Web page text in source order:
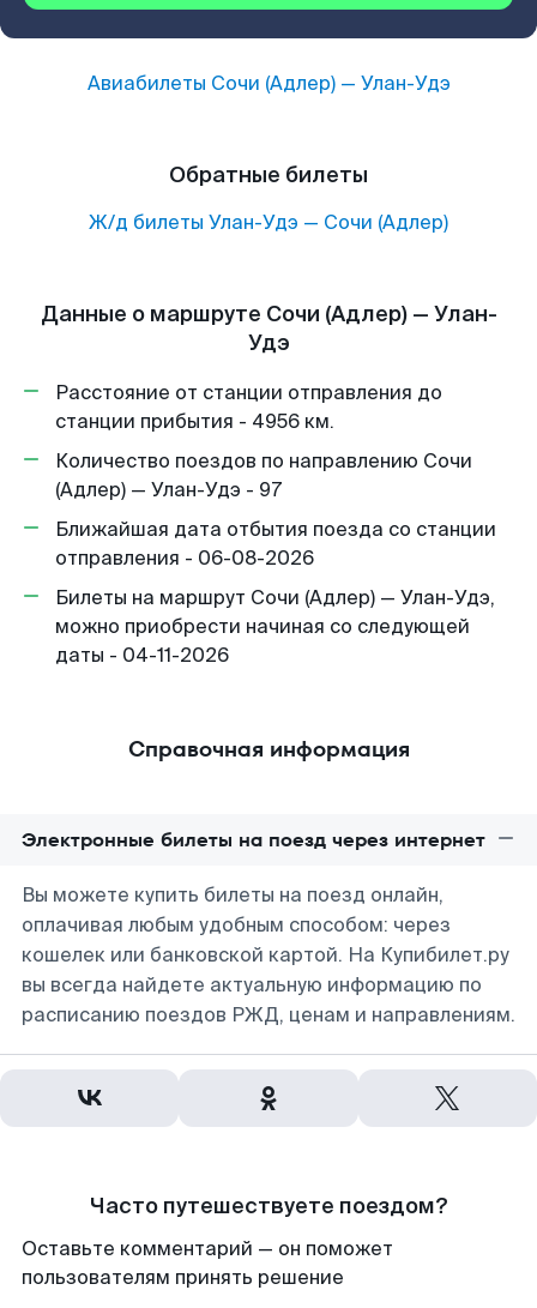
Авиабилеты Сочи (Адлер)— Улан-Удэ
Обратные билеты
Ж/д билеты Улан-Удэ — Сочи (Адлер)
Данные о маршруте Сочи (Адлер) — Улан-
Удэ
Расстояние от станции отправления до
станции прибытия - 4956 км.
Количество поездов по направлению Сочи
(Адлер) — Улан-Удэ - 97
Ближайшая дата отбытия поезда со станции
отправления - 06-08-2026
Билеты на маршрут Сочи (Адлер) — Улан-Удэ,
можно приобрести начиная со следующей
даты - 04-11-2026
Справочная информация
Электронные билеты на поезд через интернет
Вы можете купить билеты на поезд онлайн,
оплачивая любым удобным способом: через
кошелек или банковской картой. На Купибилет.ру
вы всегда найдете актуальную информацию по
расписанию поездов РЖД, ценам и направлениям.
Часто путешествуете поездом?
Оставьте комментарий — он поможет
пользователям принять решение